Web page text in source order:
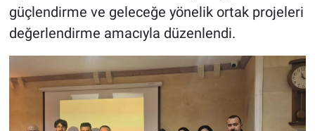
güçlendirme ve geleceğe yönelik ortak projeleri
değerlendirme amacıyla düzenlendi.